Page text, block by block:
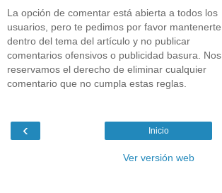
La opción de comentar está abierta a todos los
usuarios, pero te pedimos por favor mantenerte
dentro del tema del artículo y no publicar
comentarios ofensivos o publicidad basura. Nos
reservamos el derecho de eliminar cualquier
comentario que no cumpla estas reglas.
‹ Inicio
Ver versión web